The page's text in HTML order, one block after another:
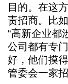
目的。在这
责招商。比
“高新企业都
公司都有专
好，他们摸
管委会一家